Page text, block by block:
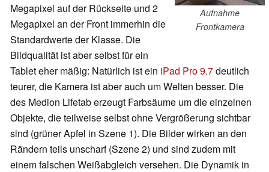
Aufnahme
Frontkamera
Megapixel auf der Rückseite und 2
Megapixel an der Front immerhin die
Standardwerte der Klasse. Die
Bildqualität ist aber selbst für ein
Tablet eher mäßig: Natürlich ist ein iPad Pro 9.7deutlich
teurer, die Kamera ist aber auch um Welten besser. Die
des Medion Lifetab erzeugt Farbsäume um die einzelnen
Objekte, die teilweise selbst ohne Vergrößerung sichtbar
sind (grüner Apfel in Szene 1). Die Bilder wirken an den
Rändern teils unscharf (Szene 2) und sind zudem mit
einem falschen Weißabgleich versehen. Die Dynamik in